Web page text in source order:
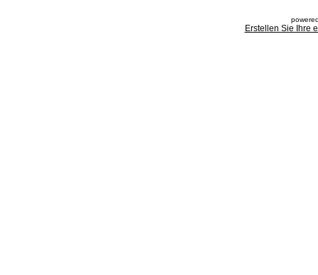
Erstellen Sie Ihre